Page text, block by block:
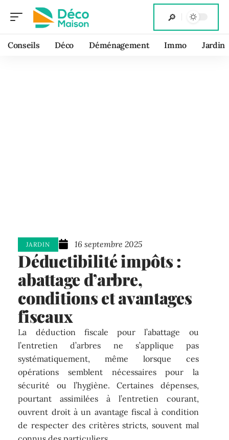
Conseils Déco Déménagement Immo Jardin
JARDIN 16 septembre 2025
Déductibilité impôts :
abattage d’arbre,
conditions et avantages
fiscaux
La déduction fiscale pour l’abattage ou
l’entretien d’arbres ne s’applique pas
systématiquement, même lorsque ces
opérations semblent nécessaires pour la
sécurité ou l’hygiène. Certaines dépenses,
pourtant assimilées à l’entretien courant,
ouvrent droit à un avantage fiscal à condition
de respecter des critères stricts, souvent mal